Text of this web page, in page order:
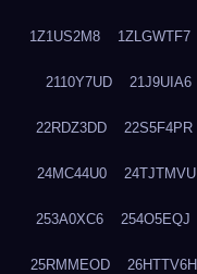
1Z1US2M8 1ZLGWTF7
2110Y7UD 21J9UIA6
22RDZ3DD 22S5F4PR
24MC44U0 24TJTMVU
253A0XC6 254O5EQJ
25RMMEOD 26HTTV6H